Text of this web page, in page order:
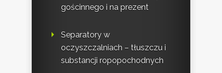
gościnnego i na prezent
Separatory w
oczyszczalniach – tłuszczu i
substancji ropopochodnych